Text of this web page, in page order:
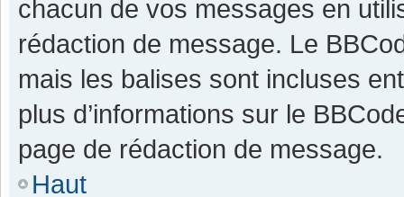
chacun de vos messages en
rédaction de message. Le
mais les balises sont incluses
plus d’informations sur le
page de rédaction de message.
Haut